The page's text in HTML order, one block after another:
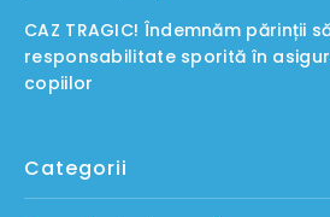
CAZ TRAGIC! Îndemnăm părinții
responsabilitate sporită în
copiilor
Categorii